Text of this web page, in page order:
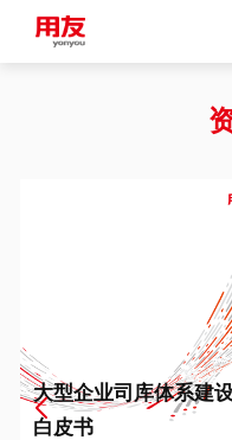
Europe
大型企业司库体系建
白皮书